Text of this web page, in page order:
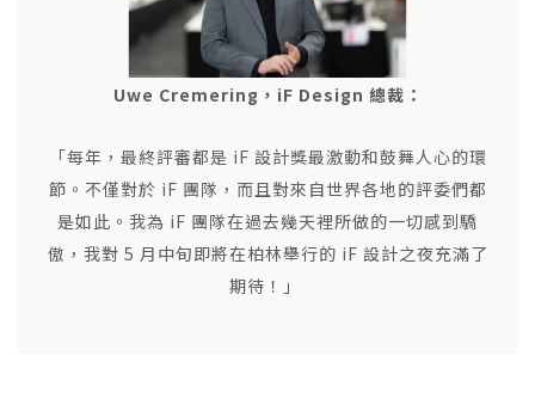
Uwe Cremering，iF Design 總裁：
「每年，最終評審都是 iF 設計獎最激動和鼓舞人心的環
節。不僅對於 iF 團隊，而且對來自世界各地的評委們都
是如此。我為 iF 團隊在過去幾天裡所做的一切感到驕
傲，我對 5 月中旬即將在柏林舉行的 iF 設計之夜充滿了
期待！」